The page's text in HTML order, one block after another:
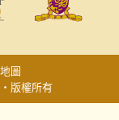
版權所有
圖